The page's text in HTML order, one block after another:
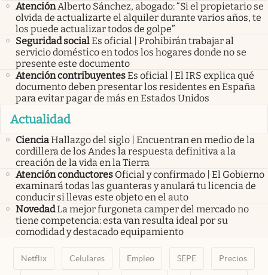
AtenciónAlberto Sánchez, abogado: “Si el propietario se
olvida de actualizarte el alquiler durante varios años, te
los puede actualizar todos de golpe”
Seguridad socialEs oficial | Prohibirán trabajar al
servicio doméstico en todos los hogares donde no se
presente este documento
Atención contribuyentesEs oficial | El IRS explica qué
documento deben presentar los residentes en España
para evitar pagar de más en Estados Unidos
Actualidad
CienciaHallazgo del siglo | Encuentran en medio de la
cordillera de los Andes la respuesta definitiva a la
creación de la vida en la Tierra
Atención conductores Oficial y confirmado | El Gobierno
examinará todas las guanteras y anulará tu licencia de
conducir si llevas este objeto en el auto
NovedadLa mejor furgoneta camper del mercado no
tiene competencia: esta van resulta ideal por su
comodidad y destacado equipamiento
Netflix Celulares Empleo SEPE Precios